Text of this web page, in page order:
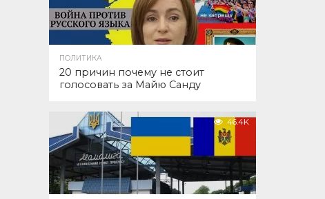
ПОЛИТИКА
20 причин почему не стоит
голосовать за Майю Санду
46.4K